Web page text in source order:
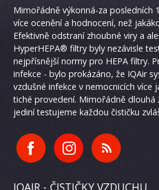
Mimořádně výkonná-za posledních
více ocenění a hodnocení, než
Efektivně odstraní zhoubné viry a
HyperHEPA® filtry byly nezávisle
nejpřísnější normy pro HEPA filtry.
infekce - bylo prokázáno, že IQAir
vzdušné infekce v nemocnicích více
tiché provedení. Mimořádně dlouhá
jediní testujeme každou čističku
IQAIR - ČISTIČKY VZDUCHU